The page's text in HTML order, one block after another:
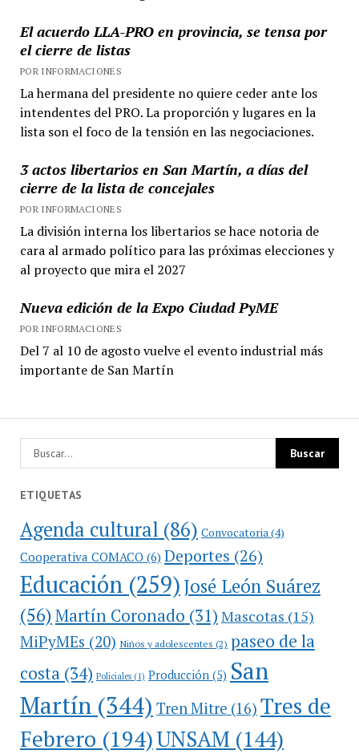
El acuerdo LLA-PRO en provincia, se tensa por
el cierre de listas
POR INFORMACIONES
La hermana del presidente no quiere ceder ante los
intendentes del PRO. La proporción y lugares en la
lista son el foco de la tensión en las negociaciones.
3 actos libertarios en San Martín, a días del
cierre de la lista de concejales
POR INFORMACIONES
La división interna los libertarios se hace notoria de
cara al armado político para las próximas elecciones y
al proyecto que mira el 2027
Nueva edición de la Expo Ciudad PyME
POR INFORMACIONES
Del 7 al 10 de agosto vuelve el evento industrial más
importante de San Martín
ETIQUETAS
Agenda cultural (86) Convocatoria (4)
Cooperativa COMACO(6) Deportes (26)
Educación(259)José León Suárez
(56)Martín Coronado (31) Mascotas (15)
MiPyMEs (20) Niños y adolescentes (2) paseo de la
costa(34) Policiales(1) Producción(5) San
Martín(344) Tren Mitre (16) Tres de
Febrero (194)UNSAM (144)